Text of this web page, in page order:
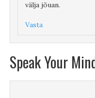
välja jõuan.
Vasta
Speak Your